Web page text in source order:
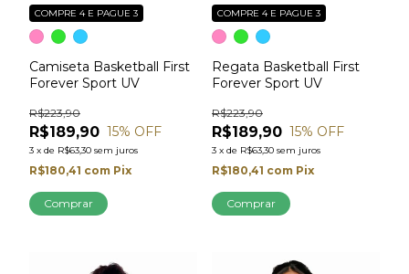
Camiseta Basketball First
Forever Sport UV
R$189,90
R$223,90
15% OFF
3 x de R$63,30 sem juros
COMPRE 4 E PAGUE 3
R$180,41 com Pix
Comprar
Regata Basketball First
Forever Sport UV
R$189,90
R$223,90
15% OFF
3 x de R$63,30 sem juros
COMPRE 4 E PAGUE 3
R$180,41 com Pix
Comprar